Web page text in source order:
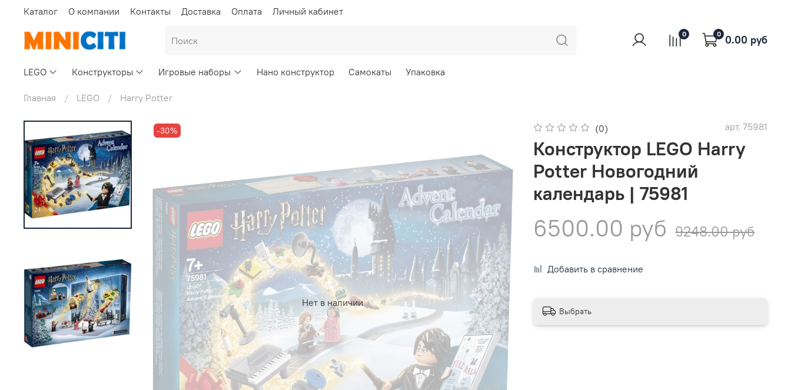
Каталог О компании Контакты Доставка Оплата Личный кабинет
0 0 0.00 руб
LEGO Конструкторы Игровые наборы Нано конструктор Самокаты Упаковка
Главная LEGO Harry Potter
Нет в наличии
-30% (0) арт. 75981
Конструктор LEGO Harry
Potter Новогодний
календарь | 75981
6500.00 руб 9248.00 руб
Добавить в сравнение
Выбрать